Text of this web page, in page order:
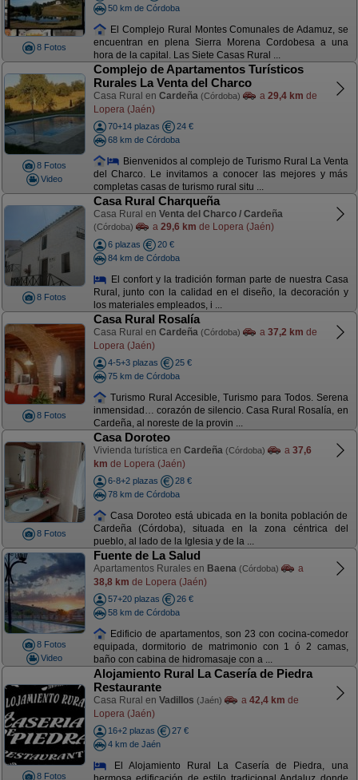
8 Fotos
50 km de Córdoba
El Complejo Rural Montes Comunales de Adamuz, se
encuentran en plena Sierra Morena Cordobesa a una
hora de la capital. Las Siete Casas Rural ...
8 Fotos
Video
Complejo de Apartamentos Turísticos
Rurales La Venta del Charco
Casa Rural en Cardeña (Córdoba) a 29,4 km de
Lopera (Jaén)
70+14 plazas
24 €
68 km de Córdoba
Bienvenidos al complejo de Turismo Rural La Venta
del Charco. Le invitamos a conocer las mejores y más
completas casas de turismo rural situ ...
8 Fotos
Casa Rural Charqueña
Casa Rural en Venta del Charco / Cardeña
(Córdoba) a 29,6 km de Lopera (Jaén)
6 plazas
20 €
84 km de Córdoba
El confort y la tradición forman parte de nuestra Casa
Rural, junto con la calidad en el diseño, la decoración y
los materiales empleados, i ...
8 Fotos
Casa Rural Rosalía
Casa Rural en Cardeña (Córdoba) a 37,2 km de
Lopera (Jaén)
4-5+3 plazas
25 €
75 km de Córdoba
Turismo Rural Accesible, Turismo para Todos. Serena
inmensidad… corazón de silencio. Casa Rural Rosalía, en
Cardeña, al noreste de la provin ...
8 Fotos
Casa Doroteo
Vivienda turística en Cardeña (Córdoba) a 37,6
km de Lopera (Jaén)
6-8+2 plazas
28 €
78 km de Córdoba
Casa Doroteo está ubicada en la bonita población de
Cardeña (Córdoba), situada en la zona céntrica del
pueblo, al lado de la Iglesia y de la ...
8 Fotos
Video
Fuente de La Salud
Apartamentos Rurales en Baena (Córdoba)
a
38,8 km de Lopera (Jaén)
57+20 plazas
26 €
58 km de Córdoba
Edificio de apartamentos, son 23 con cocina-comedor
equipada, dormitorio de matrimonio con 1 ó 2 camas,
baño con cabina de hidromasaje con a ...
8 Fotos
Alojamiento Rural La Casería de Piedra
Restaurante
Casa Rural en Vadillos (Jaén) a 42,4 km de
Lopera (Jaén)
16+2 plazas
27 €
4 km de Jaén
El Alojamiento Rural La Casería de Piedra, una